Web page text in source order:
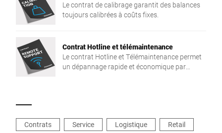
Le contrat de calibrage garantit des balances
toujours calibrées à coûts fixes.
Contrat Hotline et télémaintenance
Le contrat Hotline et Télémaintenance permet
un dépannage rapide et économique par
Contrats Service Logistique
Retail